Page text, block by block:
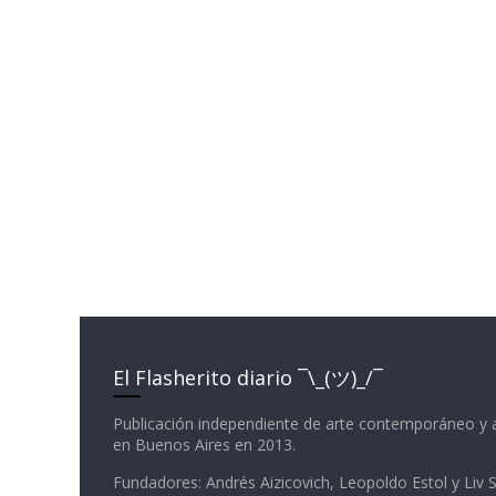
El Flasherito diario ¯\_(ツ)_/¯
Publicación independiente de arte contemporáneo y
en Buenos Aires en 2013.
Fundadores: Andrés Aizicovich, Leopoldo Estol y Liv